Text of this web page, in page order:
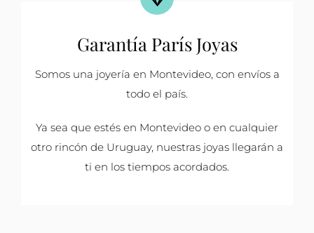
Garantía París Joyas
Somos una joyería en Montevideo, con envíos a
todo el país.
Ya sea que estés en Montevideo o en cualquier
otro rincón de Uruguay, nuestras joyas llegarán a
ti en los tiempos acordados.